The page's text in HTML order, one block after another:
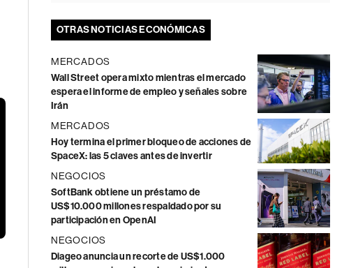
OTRAS NOTICIAS ECONÓMICAS
MERCADOS
Wall Street opera mixto mientras el mercado
espera el informe de empleo y señales sobre
Irán
MERCADOS
Hoy termina el primer bloqueo de acciones de
SpaceX: las 5 claves antes de invertir
NEGOCIOS
SoftBank obtiene un préstamo de
US$10.000 millones respaldado por su
participación en OpenAI
NEGOCIOS
Diageo anuncia un recorte de US$1.000